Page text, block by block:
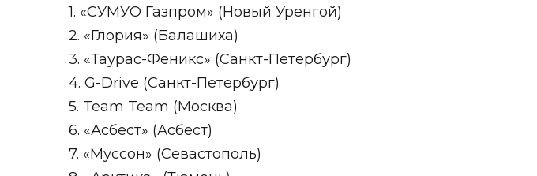
1. «СУМУО Газпром» (Новый Уренгой)
2. «Глория» (Балашиха)
3. «Таурас-Феникс» (Санкт-Петербург)
4. G-Drive (Санкт-Петербург)
5. Team Team (Москва)
6. «Асбест» (Асбест)
7. «Муссон» (Севастополь)